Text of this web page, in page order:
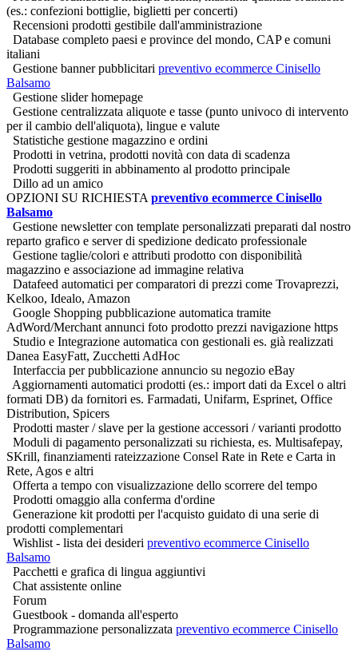
(es.: confezioni bottiglie, biglietti per concerti)
Recensioni prodotti gestibile dall'amministrazione
Database completo paesi e province del mondo, CAP e comuni
italiani
Gestione banner pubblicitari preventivo ecommerce Cinisello
Balsamo
Gestione slider homepage
Gestione centralizzata aliquote e tasse (punto univoco di intervento
per il cambio dell'aliquota), lingue e valute
Statistiche gestione magazzino e ordini
Prodotti in vetrina, prodotti novità con data di scadenza
Prodotti suggeriti in abbinamento al prodotto principale
Dillo ad un amico
OPZIONI SU RICHIESTA preventivo ecommerce Cinisello
Balsamo
Gestione newsletter con template personalizzati preparati dal nostro
reparto grafico e server di spedizione dedicato professionale
Gestione taglie/colori e attributi prodotto con disponibilità
magazzino e associazione ad immagine relativa
Datafeed automatici per comparatori di prezzi come Trovaprezzi,
Kelkoo, Idealo, Amazon
Google Shopping pubblicazione automatica tramite
AdWord/Merchant annunci foto prodotto prezzi navigazione https
Studio e Integrazione automatica con gestionali es. già realizzati
Danea EasyFatt, Zucchetti AdHoc
Interfaccia per pubblicazione annuncio su negozio eBay
Aggiornamenti automatici prodotti (es.: import dati da Excel o altri
formati DB) da fornitori es. Farmadati, Unifarm, Esprinet, Office
Distribution, Spicers
Prodotti master / slave per la gestione accessori / varianti prodotto
Moduli di pagamento personalizzati su richiesta, es. Multisafepay,
SKrill, finanziamenti rateizzazione Consel Rate in Rete e Carta in
Rete, Agos e altri
Offerta a tempo con visualizzazione dello scorrere del tempo
Prodotti omaggio alla conferma d'ordine
Generazione kit prodotti per l'acquisto guidato di una serie di
prodotti complementari
Wishlist - lista dei desideri preventivo ecommerce Cinisello
Balsamo
Pacchetti e grafica di lingua aggiuntivi
Chat assistente online
Forum
Guestbook - domanda all'esperto
Programmazione personalizzata preventivo ecommerce Cinisello
Balsamo